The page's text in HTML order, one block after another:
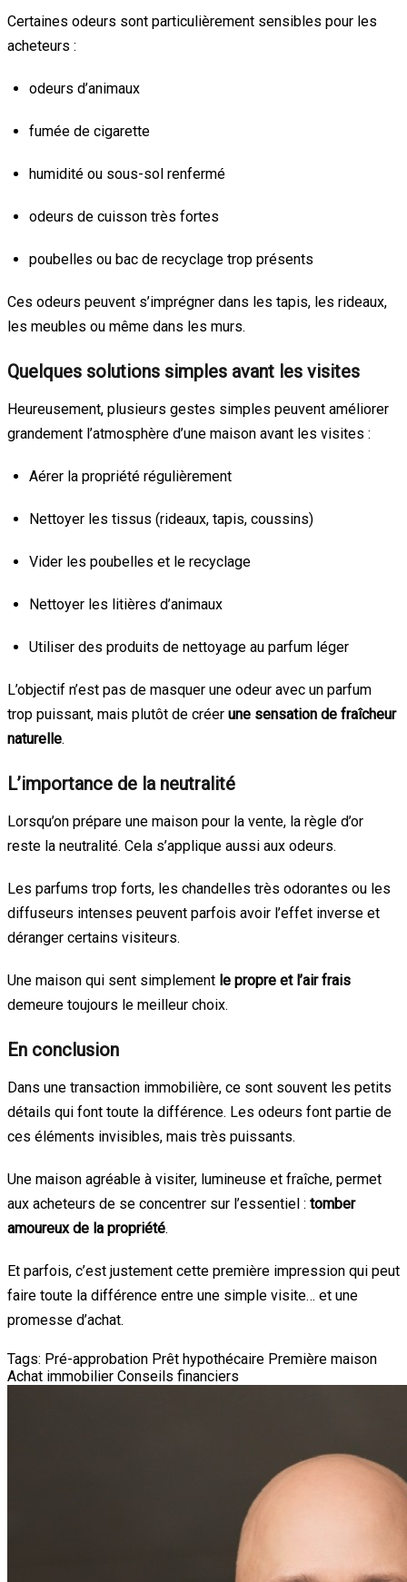
Certaines odeurs sont particulièrement sensibles pour les
acheteurs :
odeurs d’animaux
fumée de cigarette
humidité ou sous-sol renfermé
odeurs de cuisson très fortes
poubelles ou bac de recyclage trop présents
Ces odeurs peuvent s’imprégner dans les tapis, les rideaux,
les meubles ou même dans les murs.
Quelques solutions simples avant les visites
Heureusement, plusieurs gestes simples peuvent améliorer
grandement l’atmosphère d’une maison avant les visites :
Aérer la propriété régulièrement
Nettoyer les tissus (rideaux, tapis, coussins)
Vider les poubelles et le recyclage
Nettoyer les litières d’animaux
Utiliser des produits de nettoyage au parfum léger
L’objectif n’est pas de masquer une odeur avec un parfum
trop puissant, mais plutôt de créer une sensation de fraîcheur
naturelle.
L’importance de la neutralité
Lorsqu’on prépare une maison pour la vente, la règle d’or
reste la neutralité. Cela s’applique aussi aux odeurs.
Les parfums trop forts, les chandelles très odorantes ou les
diffuseurs intenses peuvent parfois avoir l’effet inverse et
déranger certains visiteurs.
Une maison qui sent simplement le propre et l’air frais
demeure toujours le meilleur choix.
En conclusion
Dans une transaction immobilière, ce sont souvent les petits
détails qui font toute la différence. Les odeurs font partie de
ces éléments invisibles, mais très puissants.
Une maison agréable à visiter, lumineuse et fraîche, permet
aux acheteurs de se concentrer sur l’essentiel : tomber
amoureux de la propriété.
Et parfois, c’est justement cette première impression qui peut
faire toute la différence entre une simple visite… et une
promesse d’achat.
Tags: Pré-approbation Prêt hypothécaire Première maison
Achat immobilier Conseils financiers